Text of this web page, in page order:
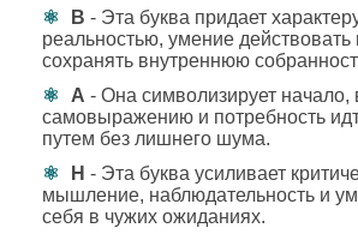
В - Эта буква придает
реальностью, умение действовать
сохранять внутреннюю
А - Она символизирует начало,
самовыражению и потребность
путем без лишнего шума.
Н - Эта буква усиливает
мышление, наблюдательность и
себя в чужих ожиданиях.